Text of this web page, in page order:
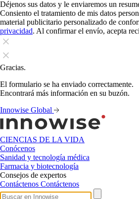
Déjenos sus datos y le enviaremos un
Consiento el tratamiento de mis datos
material publicitario personalizado de
privacidad. Al confirmar el envío, acepta
Gracias.
El formulario se ha enviado correctamente.
Encontrará más información en su buzón.
Innowise Global
CIENCIAS DE LA VIDA
Conócenos
Sanidad y tecnología médica
Farmacia y biotecnología
Consejos de expertos
Contáctenos Contáctenos